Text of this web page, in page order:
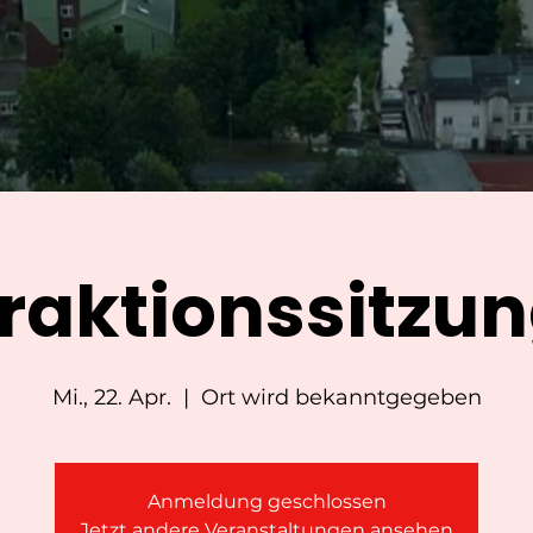
Mi., 22. Apr.
  |
Ort wird bekanntgegeben
Anmeldung geschlossen